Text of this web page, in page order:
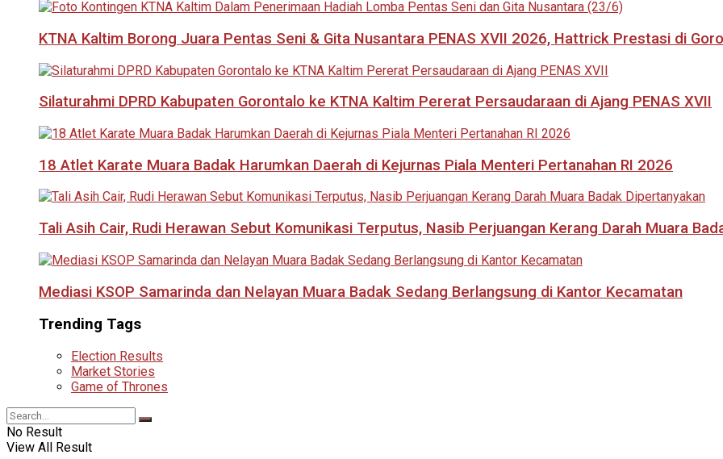
KTNA Kaltim Borong Juara Pentas Seni & Gita Nusantara PENAS XVII 2026, Hattrick Prestasi di
Silaturahmi DPRD Kabupaten Gorontalo ke KTNA Kaltim Pererat Persaudaraan di Ajang PENAS XVII
18 Atlet Karate Muara Badak Harumkan Daerah di Kejurnas Piala Menteri Pertanahan RI 2026
Tali Asih Cair, Rudi Herawan Sebut Komunikasi Terputus, Nasib Perjuangan Kerang Darah Muara
Mediasi KSOP Samarinda dan Nelayan Muara Badak Sedang Berlangsung di Kantor Kecamatan
Trending Tags
Election Results
Market Stories
Game of Thrones
No Result
View All Result